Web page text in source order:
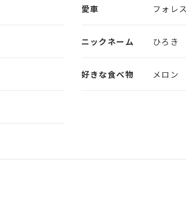
愛車 フォレ
ニックネーム ひろき
好きな食べ物 メロン